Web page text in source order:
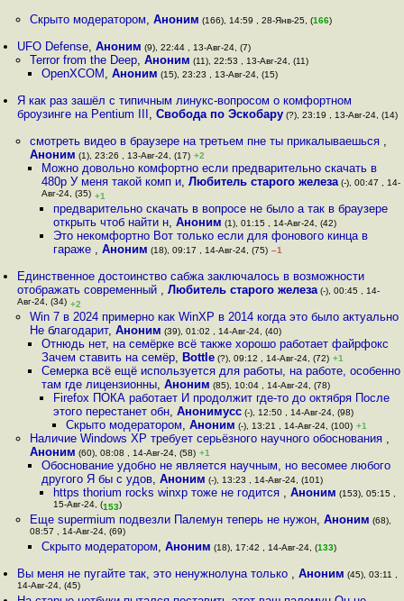
Скрыто модератором, Аноним (166), 14:59 , 28-Янв-25, (166)
UFO Defense,Аноним (9), 22:44 , 13-Авг-24, (7)
Terror from the Deep, Аноним (11), 22:53 , 13-Авг-24, (11)
OpenXCOM , Аноним (15), 23:23 , 13-Авг-24, (15)
Я как раз зашёл с типичным линукс-вопросом о комфортном
броузинге на Pentium III ,Свобода по Эскобару (?), 23:19 , 13-Авг-24, (14)
смотреть видео в браузере на третьем пне ты прикалываешься ,
Аноним (1), 23:26 , 13-Авг-24, (17) +2
Можно довольно комфортно если предварительно скачать в
480p У меня такой комп и, Любитель старого железа(-), 00:47 , 14-
Авг-24, (35) +1
предварительно скачать в вопросе не было а так в браузере
открыть чтоб найти н,Аноним (1), 01:15 , 14-Авг-24, (42)
Это некомфортно Вот только если для фонового кинца в
гараже ,Аноним (18), 09:17 , 14-Авг-24, (75) –1
Единственное достоинство сабжа заключалось в возможности
отображать современный ,Любитель старого железа (-), 00:45 , 14-
Авг-24, (34) +2
Win 7 в 2024 примерно как WinXP в 2014 когда это было актуально
Не благодарит, Аноним (39), 01:02 , 14-Авг-24, (40)
Отнюдь нет, на семёрке всё также хорошо работает файрфокс
Зачем ставить на семёр, Bottle(?), 09:12 , 14-Авг-24, (72) +1
Семерка всё ещё используется для работы, на работе, особенно
там где лицензионны, Аноним (85), 10:04 , 14-Авг-24, (78)
Firefox ПОКА работает И продолжит где-то до октября После
этого перестанет обн,Анонимусс (-), 12:50 , 14-Авг-24, (98)
Скрыто модератором, Аноним (-), 13:21 , 14-Авг-24, (100) +1
Наличие Windows XP требует серьёзного научного обоснования ,
Аноним (60), 08:08 , 14-Авг-24, (58) +1
Обоснование удобно не является научным, но весомее любого
другого Я бы с удов, Аноним (-), 13:23 , 14-Авг-24, (101)
https thorium rocks winxp тоже не годится ,Аноним (153), 05:15 ,
15-Авг-24, (153)
Еще supermium подвезли Палемун теперь не нужон, Аноним (68),
08:57 , 14-Авг-24, (69)
Скрыто модератором, Аноним (18), 17:42 , 14-Авг-24, (133)
Вы меня не пугайте так, это ненужнолуна только ,Аноним (45), 03:11 ,
14-Авг-24, (45)